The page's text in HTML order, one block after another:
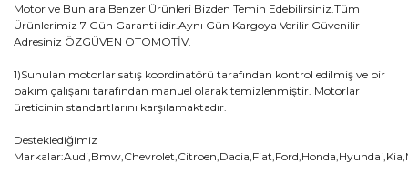
Motor ve Bunlara Benzer Ürünleri Bizden Temin Edebilirsiniz.Tüm
Ürünlerimiz 7 Gün Garantilidir.Aynı Gün Kargoya Verilir Güvenilir
Adresiniz ÖZGÜVEN OTOMOTİV.
1)Sunulan motorlar satış koordinatörü tarafından kontrol edilmiş ve bir
bakım çalışanı tarafından manuel olarak temizlenmiştir. Motorlar
üreticinin standartlarını karşılamaktadır.
Desteklediğimiz